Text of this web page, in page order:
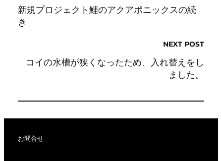
新規プロジェクト鯉のアクアポニックスの続
き
NEXT POST
コイの水槽が狭くなったため、入れ替えをし
ました。
お問合せ